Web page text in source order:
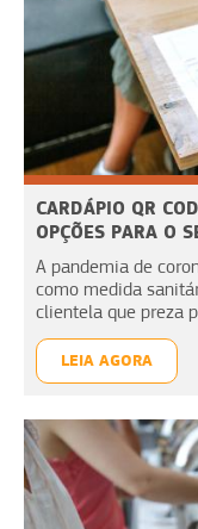
CARDÁPIO QR
OPÇÕES PARA O
A pandemia de
como medida
clientela que preza
LEIA AGORA